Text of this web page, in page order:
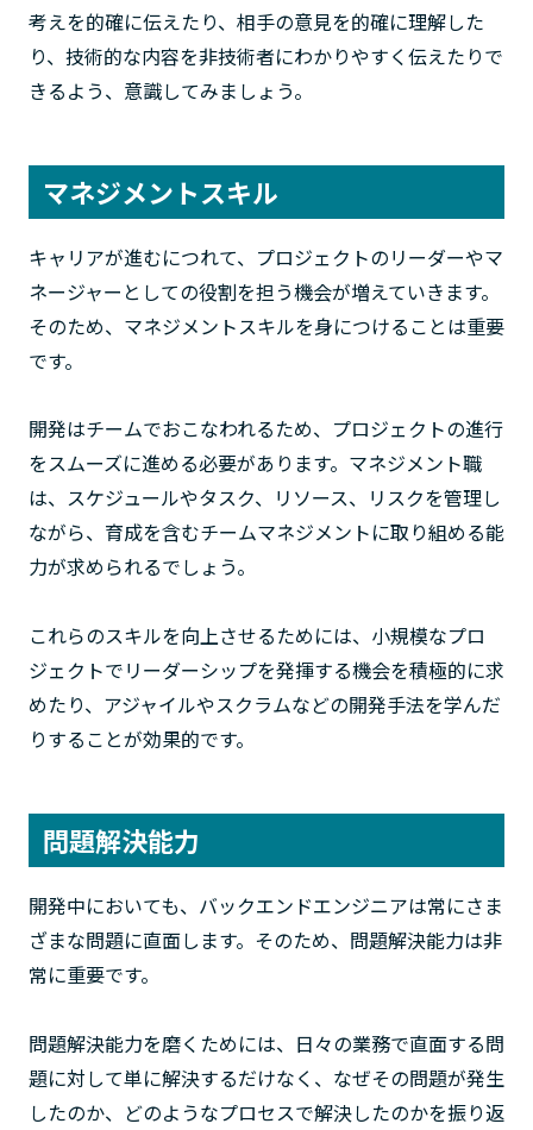
考えを的確に伝えたり、相手の意見を的確に理解した
り、技術的な内容を非技術者にわかりやすく伝えたりで
きるよう、意識してみましょう。
マネジメントスキル
キャリアが進むにつれて、プロジェクトのリーダーやマ
ネージャーとしての役割を担う機会が増えていきます。
そのため、マネジメントスキルを身につけることは重要
です。
開発はチームでおこなわれるため、プロジェクトの進行
をスムーズに進める必要があります。マネジメント職
は、スケジュールやタスク、リソース、リスクを管理し
ながら、育成を含むチームマネジメントに取り組める能
力が求められるでしょう。
これらのスキルを向上させるためには、小規模なプロ
ジェクトでリーダーシップを発揮する機会を積極的に求
めたり、アジャイルやスクラムなどの開発手法を学んだ
りすることが効果的です。
問題解決能力
開発中においても、バックエンドエンジニアは常にさま
ざまな問題に直面します。そのため、問題解決能力は非
常に重要です。
問題解決能力を磨くためには、日々の業務で直面する問
題に対して単に解決するだけなく、なぜその問題が発生
したのか、どのようなプロセスで解決したのかを振り返